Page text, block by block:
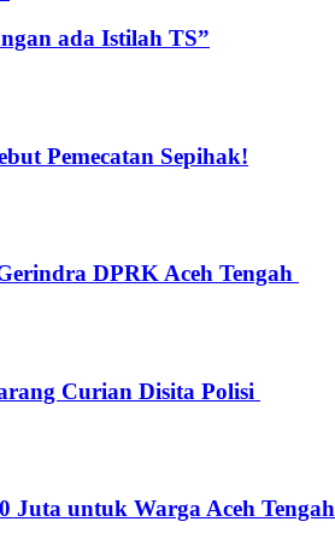
ada Istilah TS”
Pemecatan Sepihak!
DPRK Aceh Tengah
Curian Disita Polisi
Juta untuk Warga Aceh Tengah